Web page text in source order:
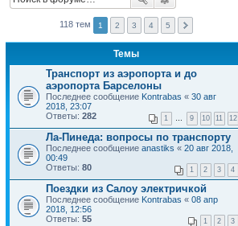
118 тем 1 2 3 4 5
Темы
Транспорт из аэропорта и до
аэропорта Барселоны
Последнее сообщение Kontrabas « 30 авг
2018, 23:07
Ответы: 282 1 … 9 10 11 12
Ла-Пинеда: вопросы по транспорту
Последнее сообщение anastiks « 20 авг 2018,
00:49
Ответы: 80 1 2 3 4
Поездки из Салоу электричкой
Последнее сообщение Kontrabas « 08 апр
2018, 12:56
Ответы: 55 1 2 3